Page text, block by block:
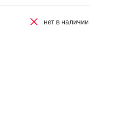
нет в наличии